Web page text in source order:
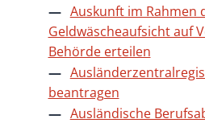
Auskunft im Rahmen
Geldwäscheaufsicht auf
Behörde erteilen
beantragen
Ausländische